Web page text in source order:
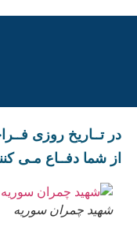
در تــاریخ روزی
از شما دفــاع مـی
شهید چمران سوریه